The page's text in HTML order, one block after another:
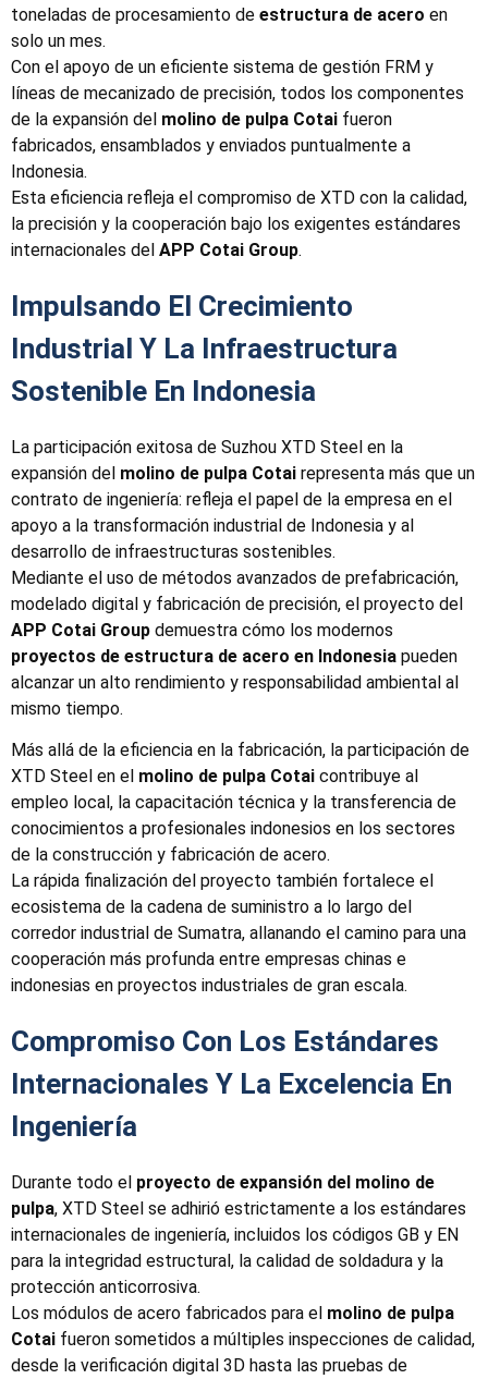
toneladas de procesamiento de estructura de acero en
solo un mes.
Con el apoyo de un eficiente sistema de gestión FRM y
líneas de mecanizado de precisión, todos los componentes
de la expansión del molino de pulpa Cotai fueron
fabricados, ensamblados y enviados puntualmente a
Indonesia.
Esta eficiencia refleja el compromiso de XTD con la calidad,
la precisión y la cooperación bajo los exigentes estándares
internacionales del APP Cotai Group.
Impulsando El Crecimiento
Industrial Y La Infraestructura
Sostenible En Indonesia
La participación exitosa de Suzhou XTD Steel en la
expansión del molino de pulpa Cotai representa más que un
contrato de ingeniería: refleja el papel de la empresa en el
apoyo a la transformación industrial de Indonesia y al
desarrollo de infraestructuras sostenibles.
Mediante el uso de métodos avanzados de prefabricación,
modelado digital y fabricación de precisión, el proyecto del
APP Cotai Group demuestra cómo los modernos
proyectos de estructura de acero en Indonesia pueden
alcanzar un alto rendimiento y responsabilidad ambiental al
mismo tiempo.
Más allá de la eficiencia en la fabricación, la participación de
XTD Steel en el molino de pulpa Cotai contribuye al
empleo local, la capacitación técnica y la transferencia de
conocimientos a profesionales indonesios en los sectores
de la construcción y fabricación de acero.
La rápida finalización del proyecto también fortalece el
ecosistema de la cadena de suministro a lo largo del
corredor industrial de Sumatra, allanando el camino para una
cooperación más profunda entre empresas chinas e
indonesias en proyectos industriales de gran escala.
Compromiso Con Los Estándares
Internacionales Y La Excelencia En
Ingeniería
Durante todo el proyecto de expansión del molino de
pulpa, XTD Steel se adhirió estrictamente a los estándares
internacionales de ingeniería, incluidos los códigos GB y EN
para la integridad estructural, la calidad de soldadura y la
protección anticorrosiva.
Los módulos de acero fabricados para el molino de pulpa
Cotai fueron sometidos a múltiples inspecciones de calidad,
desde la verificación digital 3D hasta las pruebas de